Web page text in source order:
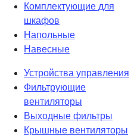
Комплектующие для
шкафов
Напольные
Навесные
Устройства управления
Фильтрующие
вентиляторы
Выходные фильтры
Крышные вентиляторы